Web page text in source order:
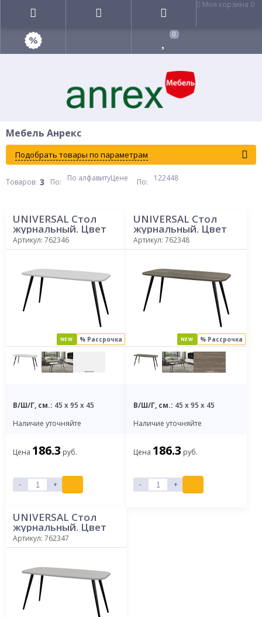
0
Мебель Анрекс
Подобрать товары по параметрам
Товаров: 3 По: По алфавитуЦене По: 122448
UNIVERSAL Стол
журнальный. Цвет
БЕЛЫЙ
Артикул: 762346
NEW % Рассрочка
В/Ш/Г, см.: 45 x 95 x 45
Наличие уточняйте
Цена 186.3 руб.
- +
UNIVERSAL Стол
журнальный. Цвет
ОРЕХ МОНТЕ
Артикул: 762348
NEW % Рассрочка
В/Ш/Г, см.: 45 x 95 x 45
Наличие уточняйте
Цена 186.3 руб.
- +
UNIVERSAL Стол
журнальный. Цвет
ПЕРСИДСКИЙ
ЖЕМЧУГ
Артикул: 762347
Моя корзина 0